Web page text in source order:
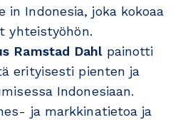
in Indonesia, joka kokoaa
yhteistyöhön.
Ramstad Dahlpainotti
erityisesti pienten ja
Indonesiaan.
ja markkinatietoa ja